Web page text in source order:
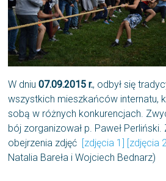
W dniu07.09.2015 r., odbył się
wszystkich mieszkańców internatu,
sobą w różnych konkurencjach.
bój zorganizował p. Paweł
obejrzenia zdjęć [zdjęcia 1] [zdjęcia
Natalia Bareła i Wojciech Bednarz)